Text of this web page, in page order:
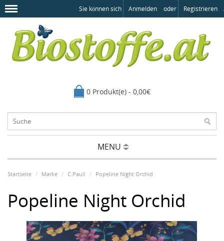
Sie können sich Anmelden oder Registrieren .
0 Produkt(e) - 0,00€
MENU
Startseite Marke C.Pauli Popeline Night Orchid
Popeline Night Orchid